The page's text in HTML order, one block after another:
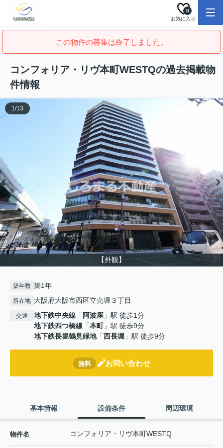
お気に入り
0
この物件の募集は終了しました。
コンフォリア・リヴ本町WESTQの過去掲載物
件情報
【外観】
1/13
築年数 築1年
所在地 大阪府大阪市西区立売堀３丁目
交通 地下鉄中央線 「 阿波座 」駅 徒歩1分
地下鉄四つ橋線 「本町」駅 徒歩9分
地下鉄長堀鶴見緑地「西長堀 」駅 徒歩9分
無料 お問い合わせ
基本情報 設備条件 周辺環境
物件名 コンフォリア・リヴ本町WESTQ